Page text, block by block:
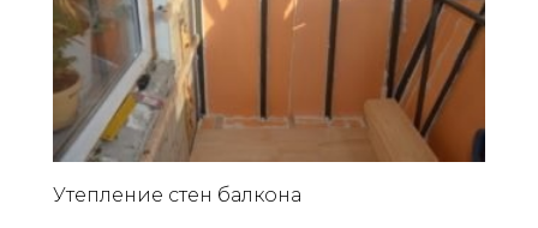
Утепление стен балкона